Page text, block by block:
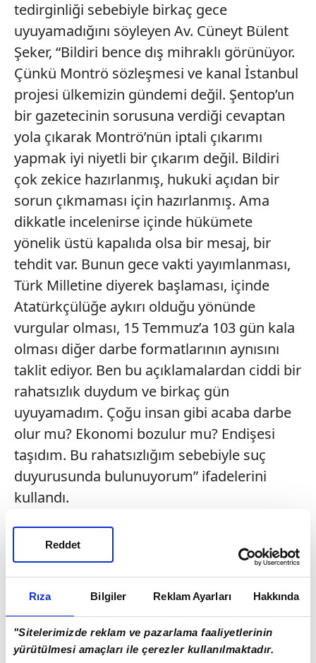
Rıza Bilgiler Reklam Ayarları Hakkında
"Sitelerimizde reklam ve pazarlama faaliyetlerinin
yürütülmesi amaçları ile çerezler kullanılmaktadır.
Reddet
tedirginliği sebebiyle birkaç gece
uyuyamadığını söyleyen Av. Cüneyt Bülent
Şeker, “Bildiri bence dış mihraklı görünüyor.
Çünkü Montrö sözleşmesi ve kanal İstanbul
projesi ülkemizin gündemi değil. Şentop’un
bir gazetecinin sorusuna verdiği cevaptan
yola çıkarak Montrö’nün iptali çıkarımı
yapmak iyi niyetli bir çıkarım değil. Bildiri
çok zekice hazırlanmış, hukuki açıdan bir
sorun çıkmaması için hazırlanmış. Ama
dikkatle incelenirse içinde hükümete
yönelik üstü kapalıda olsa bir mesaj, bir
tehdit var. Bunun gece vakti yayımlanması,
Türk Milletine diyerek başlaması, içinde
Atatürkçülüğe aykırı olduğu yönünde
vurgular olması, 15 Temmuz’a 103 gün kala
olması diğer darbe formatlarının aynısını
taklit ediyor. Ben bu açıklamalardan ciddi bir
rahatsızlık duydum ve birkaç gün
uyuyamadım. Çoğu insan gibi acaba darbe
olur mu? Ekonomi bozulur mu? Endişesi
taşıdım. Bu rahatsızlığım sebebiyle suç
duyurusunda bulunuyorum” ifadelerini
kullandı.